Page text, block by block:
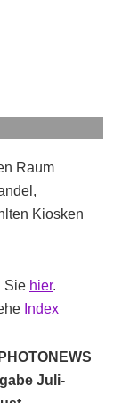
Raum
Kiosken
Sie hier.
Index
PHOTONEWS
Juli-